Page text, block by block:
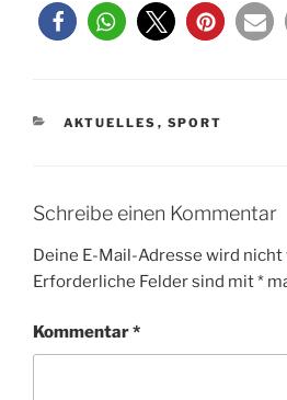
KATEGORIEN
AKTUELLES , SPORT
Schreibe einen Kommentar
Deine E-Mail-Adresse wird
Erforderliche Felder sind mit*
Kommentar*